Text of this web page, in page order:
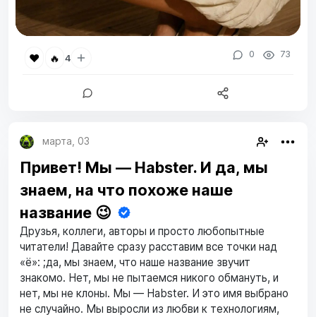
❤️ 🔥 4 0 73
марта, 03
Привет! Мы — Habster. И да, мы
знаем, на что похоже наше
название 😉
Друзья, коллеги, авторы и просто любопытные
читатели! Давайте сразу расставим все точки над
«ё»: ;да, мы знаем, что наше название звучит
знакомо. Нет, мы не пытаемся никого обмануть, и
нет, мы не клоны. Мы — Habster. И это имя выбрано
не случайно. Мы выросли из любви к технологиям,